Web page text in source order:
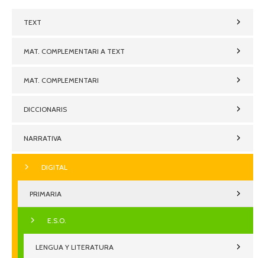
TEXT
MAT. COMPLEMENTARI A TEXT
MAT. COMPLEMENTARI
DICCIONARIS
NARRATIVA
DIGITAL
PRIMARIA
E.S.O.
LENGUA Y LITERATURA